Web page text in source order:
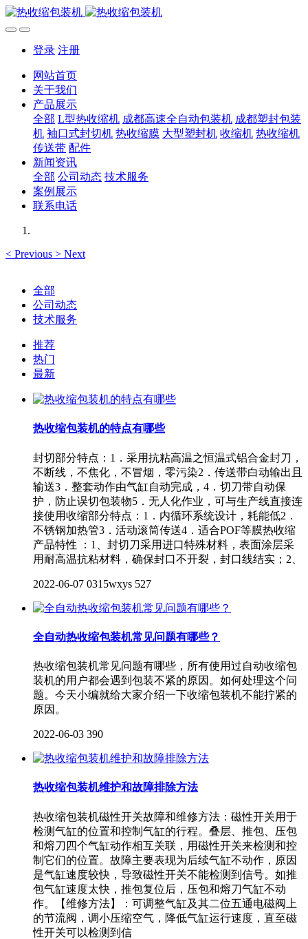
登录 注册
网站首页
关于我们
产品展示
全部 L型热收缩机 成都高速全自动包装机 成都塑封包装
机 袖口式封切机 热收缩膜 大型塑封机 收缩机 热收缩机
传送带 配件
新闻资讯
全部 公司动态 技术服务
案例展示
联系电话
< Previous > Next
全部
公司动态
技术服务
推荐
热门
最新
热收缩包装机的特点有哪些
封切部分特点：1．采用抗粘高温之恒温式铝合金封刀，
不断线，不焦化，不冒烟，零污染2．传送带白动输出且
输送3．整套动作由气缸自动完成，4．切刀带自动保
护，防止误切包装物5．无人化作业，可与生产线直接连
接使用收缩部分特点：1．内循环系统设计，耗能低2．
不锈钢加热管3．活动滚筒传送4．适合POF等膜热收缩
产品特性 ：1、封切刀采用进口特殊材料，表面涂层采
用耐高温抗粘材料，确保封口不开裂，封口线结实；2、
2022-06-07 0315wxys 527
全自动热收缩包装机常见问题有哪些？
热收缩包装机常见问题有哪些，所有使用过自动收缩包
装机的用户都会遇到包装不紧的原因。如何处理这个问
题。今天小编就给大家介绍一下收缩包装机不能拧紧的
原因。
2022-06-03 390
热收缩包装机维护和故障排除方法
热收缩包装机磁性开关故障和维修方法：磁性开关用于
检测气缸的位置和控制气缸的行程。叠层、推包、压包
和熔刀四个气缸动作相互关联，用磁性开关来检测和控
制它们的位置。故障主要表现为后续气缸不动作，原因
是气缸速度较快，导致磁性开关不能检测到信号。如推
包气缸速度太快，推包复位后，压包和熔刀气缸不动
作。【维修方法】：可调整气缸及其二位五通电磁阀上
的节流阀，调小压缩空气，降低气缸运行速度，直至磁
性开关可以检测到信